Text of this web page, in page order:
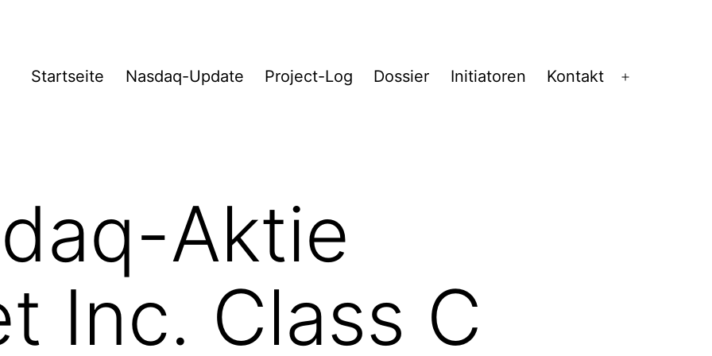
Startseite Nasdaq-Update Project-Log Dossier Initiatoren Kontakt
Aktie
Inc. Class C